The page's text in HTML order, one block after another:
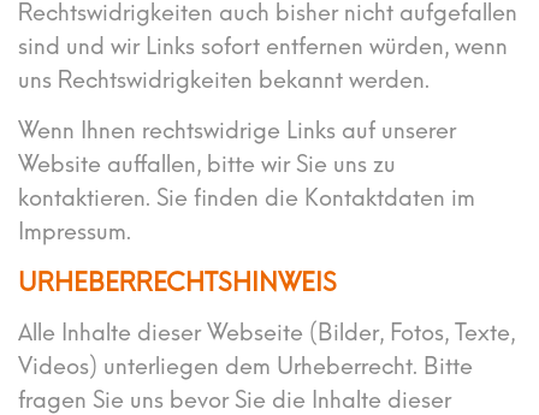
Rechtswidrigkeiten auch bisher nicht aufgefallen
sind und wir Links sofort entfernen würden, wenn
uns Rechtswidrigkeiten bekannt werden.
Wenn Ihnen rechtswidrige Links auf unserer
Website auffallen, bitte wir Sie uns zu
kontaktieren. Sie finden die Kontaktdaten im
Impressum.
URHEBERRECHTSHINWEIS
Alle Inhalte dieser Webseite (Bilder, Fotos, Texte,
Videos) unterliegen dem Urheberrecht. Bitte
fragen Sie uns bevor Sie die Inhalte dieser